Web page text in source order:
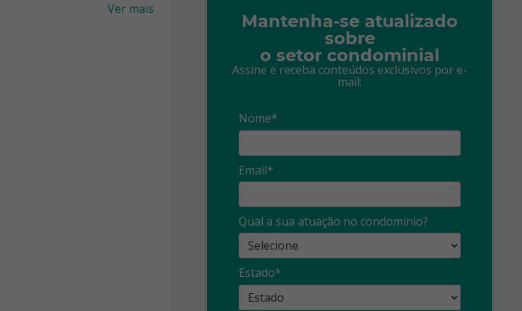
Ver mais
Mantenha-se atualizado
sobre
o setor condominial
Assine e receba conteúdos exclusivos por e-
mail:
Nome*
Email*
Qual a sua atuação no condomínio?
Estado*